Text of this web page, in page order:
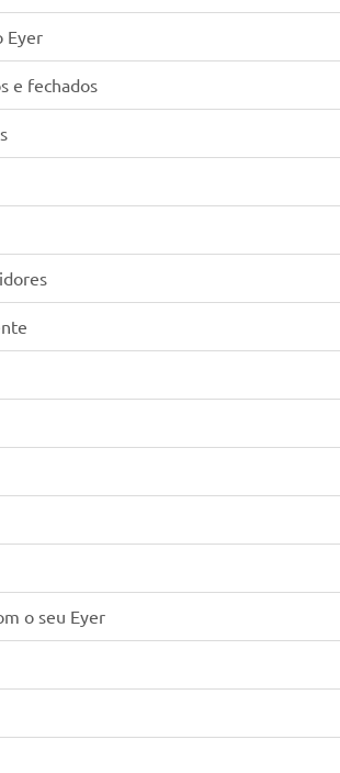
Eyer
e fechados
o seu Eyer